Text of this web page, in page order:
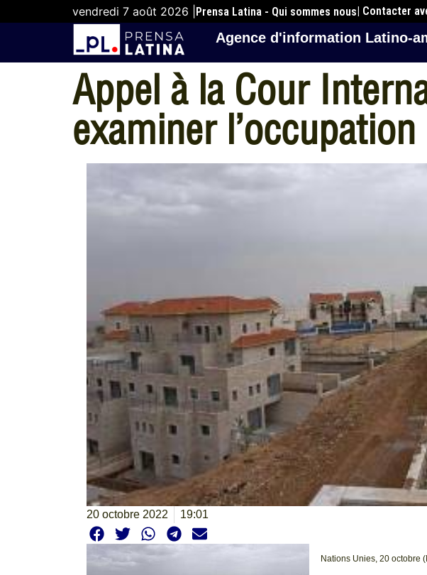
vendredi 7 août 2026 | Prensa Latina - Qui sommes nous| Contacter
Agence d'information Latino-
Appel à la Cour
examiner
20 octobre 2022 19:01
Nations Unies, 20 octobre